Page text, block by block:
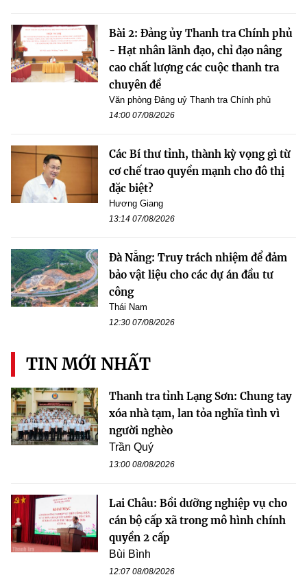
Bài 2: Đảng ủy Thanh tra Chính phủ
- Hạt nhân lãnh đạo, chỉ đạo nâng
cao chất lượng các cuộc thanh tra
chuyên đề
Văn phòng Đảng uỷ Thanh tra Chính phủ
14:00 07/08/2026
Các Bí thư tỉnh, thành kỳ vọng gì từ
cơ chế trao quyền mạnh cho đô thị
đặc biệt?
Hương Giang
13:14 07/08/2026
Đà Nẵng: Truy trách nhiệm để đảm
bảo vật liệu cho các dự án đầu tư
công
Thái Nam
12:30 07/08/2026
TIN MỚI NHẤT
Thanh tra tỉnh Lạng Sơn: Chung tay
xóa nhà tạm, lan tỏa nghĩa tình vì
người nghèo
Trần Quý
13:00 08/08/2026
Lai Châu: Bồi dưỡng nghiệp vụ cho
cán bộ cấp xã trong mô hình chính
quyền 2 cấp
Bùi Bình
12:07 08/08/2026